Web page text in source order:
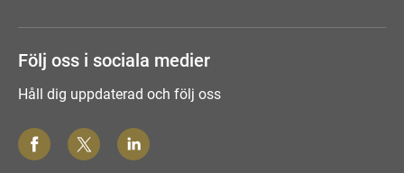
Följ oss i sociala medier
Håll dig uppdaterad och följ oss